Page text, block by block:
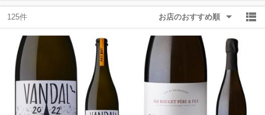
125件 お店のおすすめ順
除外ワード
除外ワード